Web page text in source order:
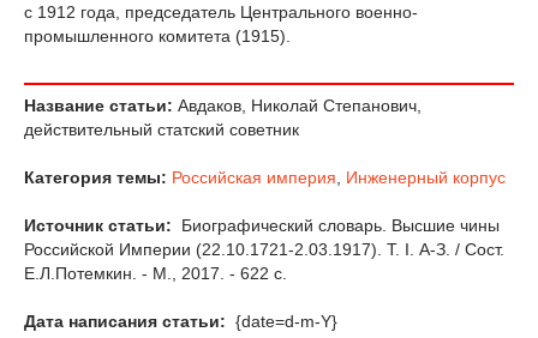
с 1912 года, председатель Центрального военно-
промышленного комитета (1915).
Название статьи: Авдаков, Николай Степанович,
действительный статский советник
Категория темы: Российская империя, Инженерный корпус
Источник статьи:
Биографический словарь. Высшие чины
Российской Империи (22.10.1721-2.03.1917). Т. I. А-З. / Сост.
Е.Л.Потемкин. - М., 2017. - 622 с.
Дата написания статьи: {date=d-m-Y}